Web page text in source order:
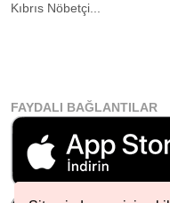
Kıbrıs Nöbetçi...
FAYDALI BAĞLANTILAR